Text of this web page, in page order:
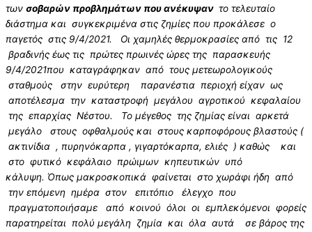
των σοβαρών προβλημάτων που ανέκυψαν το τελευταίο
διάστημα και συγκεκριμένα στις ζημίες που προκάλεσε ο
παγετός στις 9/4/2021. Οι χαμηλές θερμοκρασίες από τις 12
βραδινής έως τις πρώτες πρωινές ώρες της παρασκευής
9/4/2021που καταγράφηκαν από τους μετεωρολογικούς
σταθμούς στην ευρύτερη παρανέστια περιοχή είχαν ως
αποτέλεσμα την καταστροφή μεγάλου αγροτικού κεφαλαίου
της επαρχίας Νέστου. Το μέγεθος της ζημίας είναι αρκετά
μεγάλο στους οφθαλμούς και στους καρποφόρους βλαστούς (
ακτινίδια , πυρηνόκαρπα , γιγαρτόκαρπα, ελιές ) καθώς και
στο φυτικό κεφάλαιο πρώιμων κηπευτικών υπό
κάλυψη. Όπως μακροσκοπικά φαίνεται στο χωράφι ήδη από
την επόμενη ημέρα στον επιτόπιο έλεγχο που
πραγματοποιήσαμε από κοινού όλοι οι εμπλεκόμενοι φορείς
παρατηρείται πολύ μεγάλη ζημία και όλα αυτά σε βάρος της